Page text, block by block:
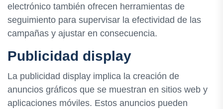
electrónico también ofrecen herramientas de
seguimiento para supervisar la efectividad de las
campañas y ajustar en consecuencia.
Publicidad display
La publicidad display implica la creación de
anuncios gráficos que se muestran en sitios web y
aplicaciones móviles. Estos anuncios pueden